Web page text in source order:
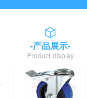
-产品展示-
Product display